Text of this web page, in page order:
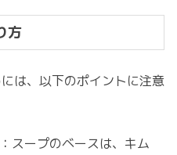
方
は、以下のポイントに注意
：スープのベースは、キム